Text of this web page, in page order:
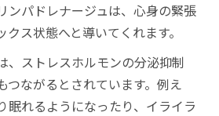
ンパドレナージュは、心身の緊張
ス状態へと導いてくれます。
、ストレスホルモンの分泌抑制
つながるとされています。例え
眠れるようになったり、イライラ